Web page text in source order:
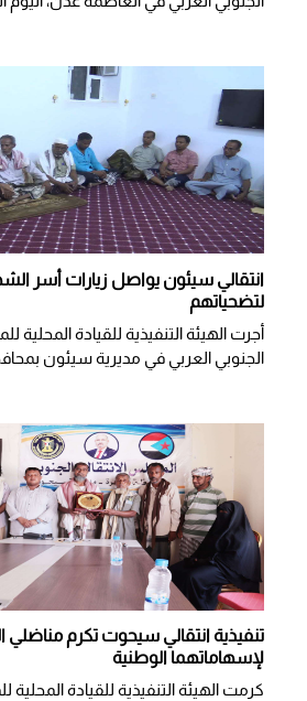
انتقالي سيئون يواصل زيارات أسر
لتضحياتهم
أجرت الهيئة التنفيذية للقيادة المحلية
الجنوبي العربي في مديرية سيئون
تنفيذية انتقالي سيحوت تكرم مناضلي
لإسهاماتهما الوطنية
كرمت الهيئة التنفيذية للقيادة المحلية